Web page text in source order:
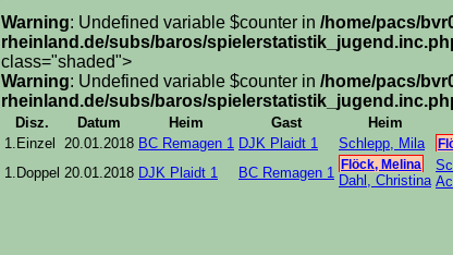
Warning: Undefined variable $counter in /home/pacs/
rheinland.de/subs/baros/
class="shaded">
Warning: Undefined variable $counter in /home/pacs/
rheinland.de/subs/baros/
Disz. Datum Heim Gast Heim
1.Einzel
20.01.2018 BC Remagen 1 DJK Plaidt 1 Schlepp, Mila
1.Doppel 20.01.2018 DJK Plaidt 1 BC Remagen 1 Flöck, Melina
Dahl, Christina